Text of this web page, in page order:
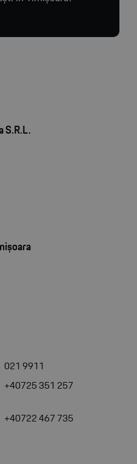
S.R.L.
021 9911
+40725 351 257
+40722 467 735